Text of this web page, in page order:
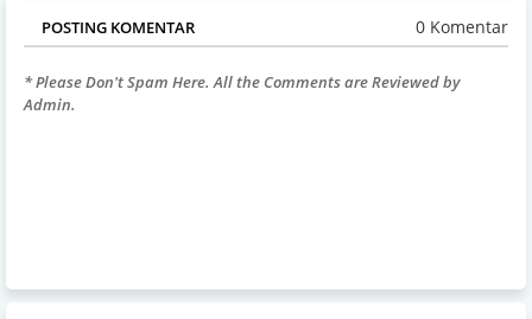
POSTING KOMENTAR 0 Komentar
* Please Don't Spam Here. All the Comments are Reviewed by
Admin.